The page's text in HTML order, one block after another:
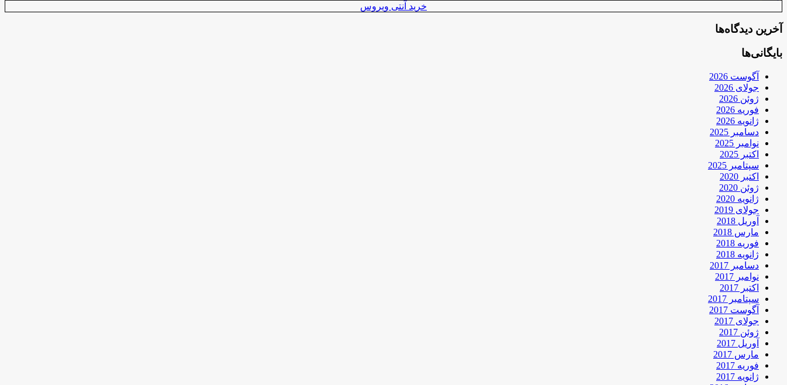
خرید آنتی ویروس
آخرین دیدگاه‌ها
بایگانی‌ها
آگوست 2026
جولای 2026
ژوئن 2026
فوریه 2026
ژانویه 2026
دسامبر 2025
نوامبر 2025
اکتبر 2025
سپتامبر 2025
اکتبر 2020
ژوئن 2020
ژانویه 2020
جولای 2019
آوریل 2018
مارس 2018
فوریه 2018
ژانویه 2018
دسامبر 2017
نوامبر 2017
اکتبر 2017
سپتامبر 2017
آگوست 2017
جولای 2017
ژوئن 2017
آوریل 2017
مارس 2017
فوریه 2017
ژانویه 2017